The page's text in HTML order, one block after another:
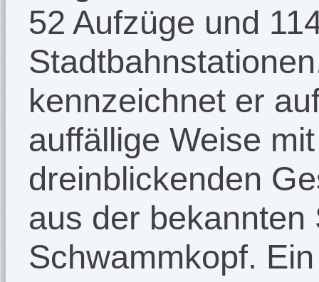
52 Aufzüge und
kennzeichnet er
auffällige Weise
dreinblickenden
aus der bekannten
Schwammkopf.